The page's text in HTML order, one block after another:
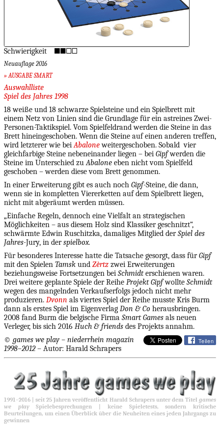
Schwierigkeit
Neuauflage 2016
» AUSGABE SMART
Auswahlliste
Spiel des Jahres 1998
18 weiße und 18 schwarze Spielsteine und ein Spielbrett mit
einem Netz von Linien sind die Grundlage für ein astreines Zwei-
Personen-Taktikspiel. Vom Spielfeldrand werden die Steine in das
Brett hineingeschoben. Wenn die Steine auf einen anderen treffen,
wird letzterer wie beiAbaloneweitergeschoben. Sobald vier
gleichfarbige Steine nebeneinander liegen – bei Gipfwerden die
Steine im Unterschied zuAbalone eben nicht vom Spielfeld
geschoben – werden diese vom Brett genommen.
In einer Erweiterung gibt es auch noch Gipf-Steine, die dann,
wenn sie in kompletten Viererketten auf dem Spielbrett liegen,
nicht mit abgeräumt werden müssen.
„Einfache Regeln, dennoch eine Vielfalt an strategischen
Möglichkeiten – aus diesem Holz sind Klassiker geschnitzt“,
schwärmte Edwin Ruschitzka, damaliges Mitglied derSpiel des
Jahres-Jury, in derspielbox.
Für besonderes Interesse hatte die Tatsache gesorgt, dass fürGipf
mit den Spielen Tamsk und Zèrtz zwei Erweiterungen
beziehungsweise Fortsetzungen bei Schmidterschienen waren.
Drei weitere geplante Spiele der Reihe Projekt Gipfwollte Schmidt
wegen des mangelnden Verkaufserfolgs jedoch nicht mehr
produzieren. Dvonn als viertes Spiel der Reihe musste Kris Burm
dann als erstes Spiel im Eigenverlag Don & Co herausbringen.
2008 fand Burm die belgische Firma Smart Games als neuen
Verleger, bis sich 2016 Huch & friends des Projekts annahm.
Teilen
© games we play – niederrhein magazin
1998–2012– Autor: Harald Schrapers
1991–2016 | seit 25 Jahren veröffentlicht Harald Schrapers unter dem Titel games
we playSpielebesprechungen | keine Spieletests, sondern kritische
Beurteilungen, um einen Überblick über die Neuheiten eines jeden Jahrgangs zu
gewinnen